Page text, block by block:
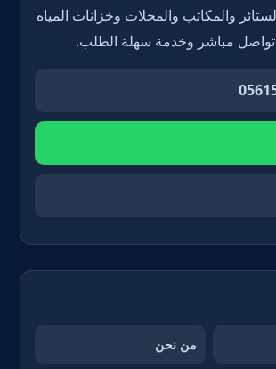
والمكاتب والمحلات وخزانات المياه
تواصل مباشر وخدمة سهلة الطلب.
من نحن